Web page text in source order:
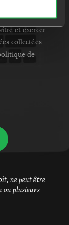
cadre ma
et exercer
collectées
de
ne peut être
ou plusieurs